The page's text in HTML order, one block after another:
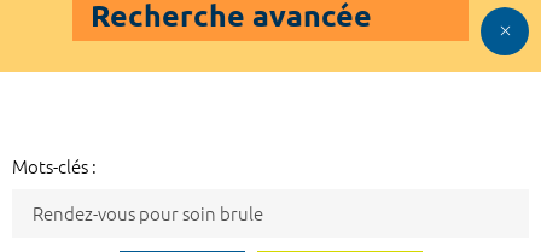
Recherche avancée
Mots-clés :